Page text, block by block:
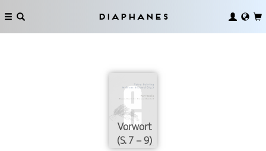
Diaphanes
Vorwort
(S. 7 – 9)